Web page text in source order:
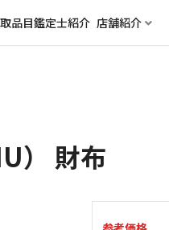
品目鑑定士紹介 店舗紹介
） 財布